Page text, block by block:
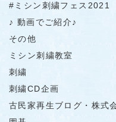
#ミシン刺繍フェス2021
♪ 動画でご紹介♪
その他
ミシン刺繍教室
刺繍
刺繍CD企画
古民家再生ブログ・株式